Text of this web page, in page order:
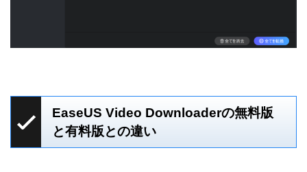
EaseUS Video Downloaderの無料版
と有料版との違い